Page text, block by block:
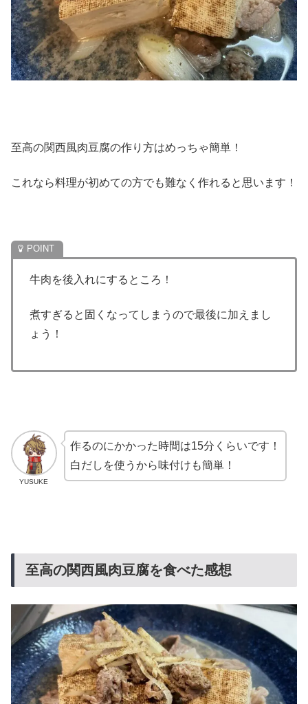
至高の関西風肉豆腐の作り方はめっちゃ簡単！
これなら料理が初めての方でも難なく作れると思います！
牛肉を後入れにするところ！
煮すぎると固くなってしまうので最後に加えまし
ょう！
YUSUKE
作るのにかかった時間は15分くらいです！
白だしを使うから味付けも簡単！
至高の関西風肉豆腐を食べた感想